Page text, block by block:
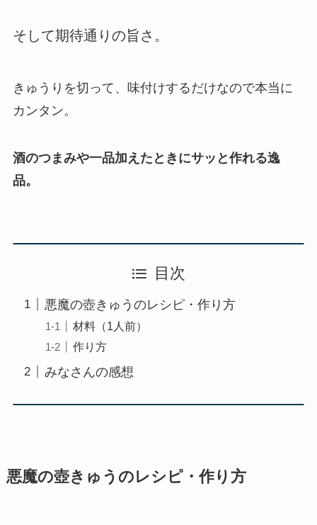
そして期待通りの旨さ。
きゅうりを切って、味付けするだけなので本当に
カンタン。
酒のつまみや一品加えたときにサッと作れる逸
品。
目次
悪魔の壺きゅうのレシピ・作り方
材料（1人前）
作り方
みなさんの感想
悪魔の壺きゅうのレシピ・作り方